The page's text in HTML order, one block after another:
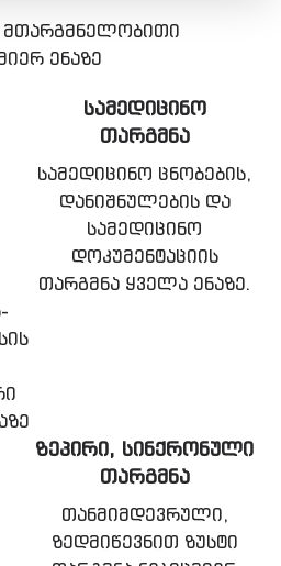
ენაზე
ᲡᲐᲛᲔᲓᲘᲪᲘᲜᲝ
ᲗᲐᲠᲒᲛᲜᲐ
სამედიცინო ცნობების,
დანიშნულების და
სამედიცინო
დოკუმენტაციის
თარგმნა ყველა ენაზე.
ᲖᲔᲞᲘᲠᲘ, ᲡᲘᲜᲥᲠᲝᲜᲣᲚᲘ
ᲗᲐᲠᲒᲛᲜᲐ
თანმიმდევრული,
ზედმიწევნით ზუსტი